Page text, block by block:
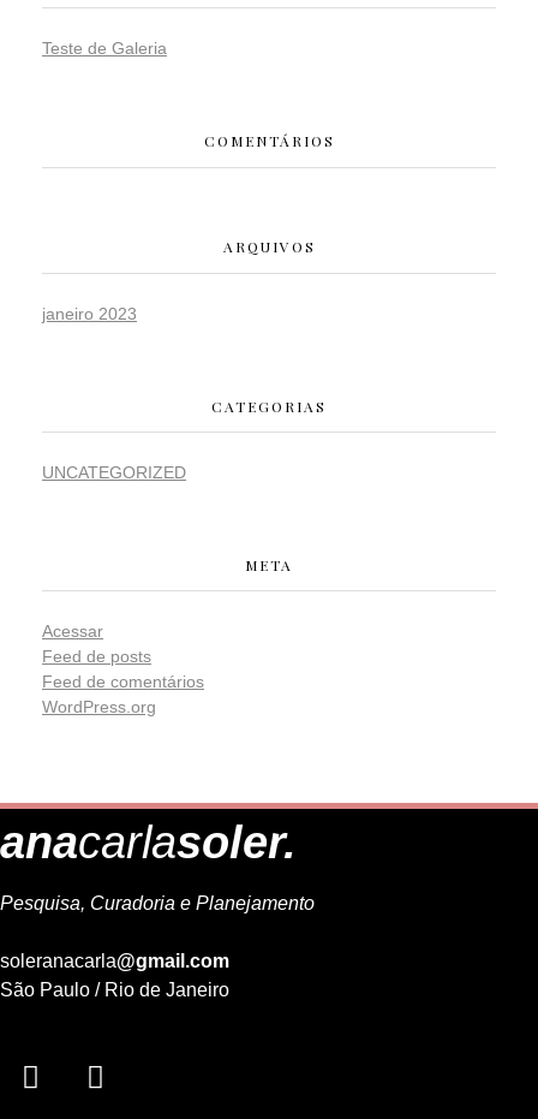
Teste de Galeria
COMENTÁRIOS
ARQUIVOS
janeiro 2023
CATEGORIAS
UNCATEGORIZED
META
Acessar
Feed de posts
Feed de comentários
WordPress.org
anacarlasoler.
Pesquisa, Curadoria e Planejamento
soleranacarla@gmail.com
São Paulo / Rio de Janeiro